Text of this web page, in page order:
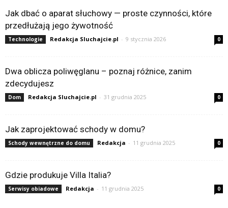
Jak dbać o aparat słuchowy — proste czynności, które
przedłużają jego żywotność
Technologie Redakcja Sluchajcie.pl - 9 stycznia 2026 0
Dwa oblicza poliwęglanu – poznaj różnice, zanim
zdecydujesz
Dom Redakcja Sluchajcie.pl - 31 grudnia 2025 0
Jak zaprojektować schody w domu?
Schody wewnętrzne do domu Redakcja - 11 grudnia 2025 0
Gdzie produkuje Villa Italia?
Serwisy obiadowe Redakcja - 11 grudnia 2025 0